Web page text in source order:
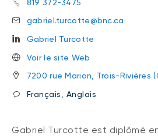
819 372-3475
gabriel.turcotte@bnc.ca
Gabriel Turcotte
Voir le site Web
7200 rue Marion, Trois-Rivières
Français, Anglais
Gabriel Turcotte est diplômé